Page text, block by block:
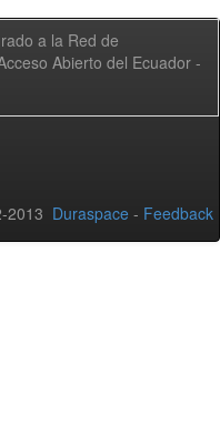
a la Red de
Abierto del Ecuador -
2013 Duraspace - Feedback